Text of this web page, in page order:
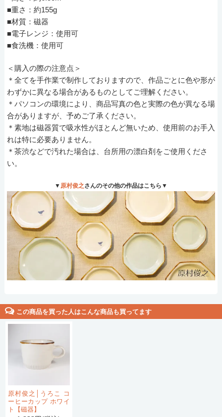
■重さ：約155g
■材質：磁器
■電子レンジ：使用可
■食洗機：使用可
＜購入の際の注意点＞
＊全てを手作業で制作しておりますので、作品ごとに色や形が
わずかに異なる場合があるものとしてご理解ください。
＊パソコンの環境により、商品写真の色と実際の色が異なる場
合がありますが、予めご了承ください。
＊素地は磁器質で吸水性がほとんど無いため、使用前のお手入
れは特に必要ありません。
＊茶渋などで汚れた場合は、台所用の漂白剤をご使用くださ
い。
▼ 原村俊之さんのその他の作品はこちら▼
この商品を買った人はこんな商品も買ってます
原村俊之│うろこ コ
ーヒーカップ ホワイ
ト【磁器】